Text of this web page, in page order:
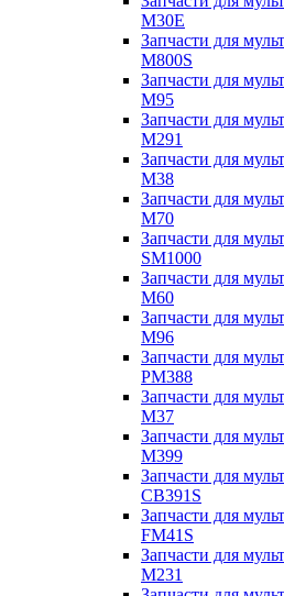
M30E
Запчасти для
M800S
Запчасти для
M95
Запчасти для
M291
Запчасти для
M38
Запчасти для
M70
Запчасти для
SM1000
Запчасти для
M60
Запчасти для
M96
Запчасти для
PM388
Запчасти для
M37
Запчасти для
M399
Запчасти для
CB391S
Запчасти для
FM41S
Запчасти для
M231